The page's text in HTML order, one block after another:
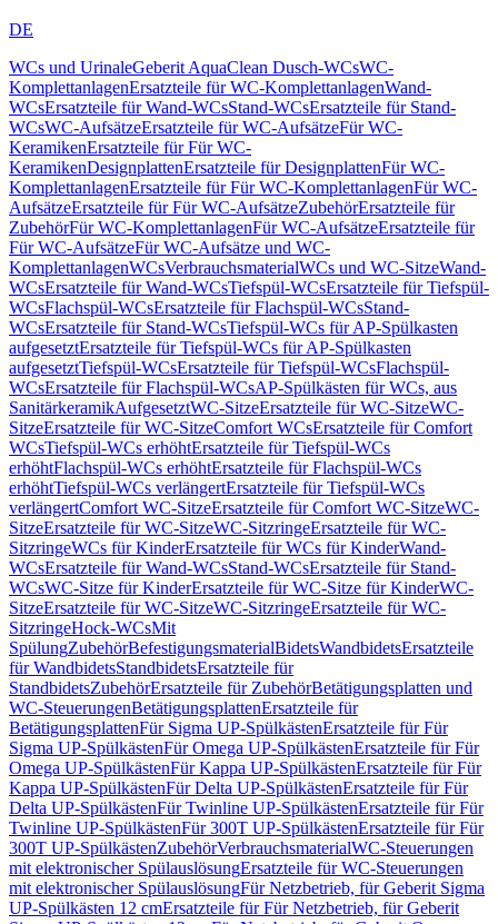
DE
WCs und UrinaleGeberit AquaClean Dusch-WCsWC-
KomplettanlagenErsatzteile für WC-KomplettanlagenWand-
WCsErsatzteile für Wand-WCsStand-WCsErsatzteile für Stand-
WCsWC-AufsätzeErsatzteile für WC-AufsätzeFür WC-
KeramikenErsatzteile für Für WC-
KeramikenDesignplattenErsatzteile für DesignplattenFür WC-
KomplettanlagenErsatzteile für Für WC-KomplettanlagenFür WC-
AufsätzeErsatzteile für Für WC-AufsätzeZubehörErsatzteile für
ZubehörFür WC-KomplettanlagenFür WC-AufsätzeErsatzteile für
Für WC-AufsätzeFür WC-Aufsätze und WC-
KomplettanlagenWCsVerbrauchsmaterialWCs und WC-SitzeWand-
WCsErsatzteile für Wand-WCsTiefspül-WCsErsatzteile für Tiefspül-
WCsFlachspül-WCsErsatzteile für Flachspül-WCsStand-
WCsErsatzteile für Stand-WCsTiefspül-WCs für AP-Spülkasten
aufgesetztErsatzteile für Tiefspül-WCs für AP-Spülkasten
aufgesetztTiefspül-WCsErsatzteile für Tiefspül-WCsFlachspül-
WCsErsatzteile für Flachspül-WCsAP-Spülkästen für WCs, aus
SanitärkeramikAufgesetztWC-SitzeErsatzteile für WC-SitzeWC-
SitzeErsatzteile für WC-SitzeComfort WCsErsatzteile für Comfort
WCsTiefspül-WCs erhöhtErsatzteile für Tiefspül-WCs
erhöhtFlachspül-WCs erhöhtErsatzteile für Flachspül-WCs
erhöhtTiefspül-WCs verlängertErsatzteile für Tiefspül-WCs
verlängertComfort WC-SitzeErsatzteile für Comfort WC-SitzeWC-
SitzeErsatzteile für WC-SitzeWC-SitzringeErsatzteile für WC-
SitzringeWCs für KinderErsatzteile für WCs für KinderWand-
WCsErsatzteile für Wand-WCsStand-WCsErsatzteile für Stand-
WCsWC-Sitze für KinderErsatzteile für WC-Sitze für KinderWC-
SitzeErsatzteile für WC-SitzeWC-SitzringeErsatzteile für WC-
SitzringeHock-WCsMit
SpülungZubehörBefestigungsmaterialBidetsWandbidetsErsatzteile
für WandbidetsStandbidetsErsatzteile für
StandbidetsZubehörErsatzteile für ZubehörBetätigungsplatten und
WC-SteuerungenBetätigungsplattenErsatzteile für
BetätigungsplattenFür Sigma UP-SpülkästenErsatzteile für Für
Sigma UP-SpülkästenFür Omega UP-SpülkästenErsatzteile für Für
Omega UP-SpülkästenFür Kappa UP-SpülkästenErsatzteile für Für
Kappa UP-SpülkästenFür Delta UP-SpülkästenErsatzteile für Für
Delta UP-SpülkästenFür Twinline UP-SpülkästenErsatzteile für Für
Twinline UP-SpülkästenFür 300T UP-SpülkästenErsatzteile für Für
300T UP-SpülkästenZubehörVerbrauchsmaterialWC-Steuerungen
mit elektronischer SpülauslösungErsatzteile für WC-Steuerungen
mit elektronischer SpülauslösungFür Netzbetrieb, für Geberit Sigma
UP-Spülkästen 12 cmErsatzteile für Für Netzbetrieb, für Geberit